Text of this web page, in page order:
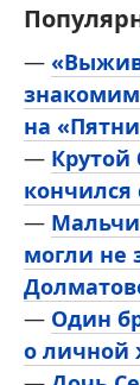
—
на
— Крутой
кончился
—
могли не
— Один
о личной